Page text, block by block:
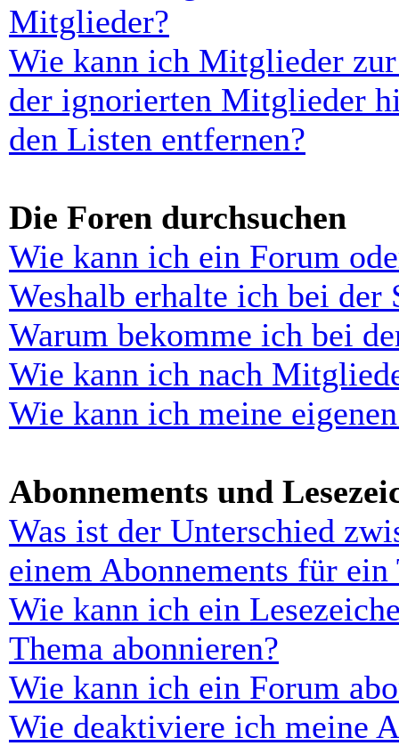
Mitglieder?
Wie kann ich Mitglieder
der ignorierten Mitglieder
den Listen entfernen?
Die Foren durchsuchen
Wie kann ich ein Forum
Weshalb erhalte ich bei der
Warum bekomme ich bei
Wie kann ich nach
Wie kann ich meine
Abonnements und
Was ist der Unterschied
einem Abonnements für
Wie kann ich ein
Thema abonnieren?
Wie kann ich ein Forum
Wie deaktiviere ich meine